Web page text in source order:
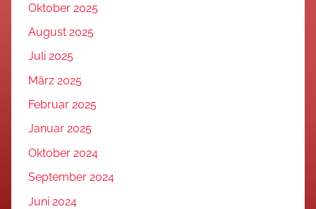
Oktober 2025
August 2025
Juli 2025
März 2025
Februar 2025
Januar 2025
Oktober 2024
September 2024
Juni 2024